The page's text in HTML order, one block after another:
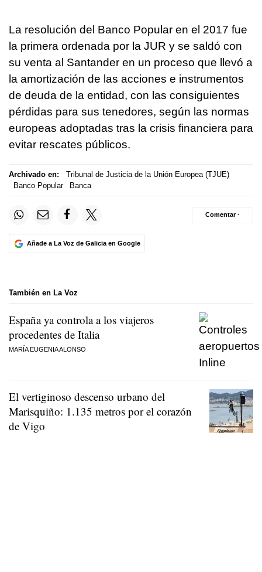
La resolución del Banco Popular en el 2017 fue
la primera ordenada por la JUR y se saldó con
su venta al Santander en un proceso que llevó a
la amortización de las acciones e instrumentos
de deuda de la entidad, con las consiguientes
pérdidas para sus tenedores, según las normas
europeas adoptadas tras la crisis financiera para
evitar rescates públicos.
Archivado en:
Tribunal de Justicia de la Unión Europea (TJUE)
Banco Popular
Banca
Añade a La Voz de Galicia en Google
Comentar ·
También en La Voz
España ya controla a los viajeros
procedentes de Italia
MARÍA EUGENIA ALONSO
El vertiginoso descenso urbano del
Marisquiño: 1.135 metros por el corazón
de Vigo